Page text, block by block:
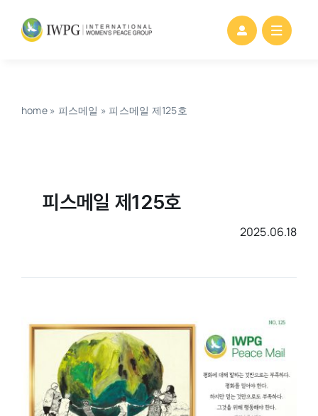
home» 피스메일 » 피스메일 제125호
피스메일 제125호
2025.06.18